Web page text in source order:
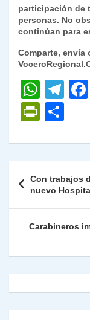
participación de
personas. No
continúan para
Comparte, envía
W
h
at
s
p
p
T
gr
m
P
nt
ie
n
dl
m
p
ar
tir
de
entradas
Con trabajos
nuevo
Carabineros